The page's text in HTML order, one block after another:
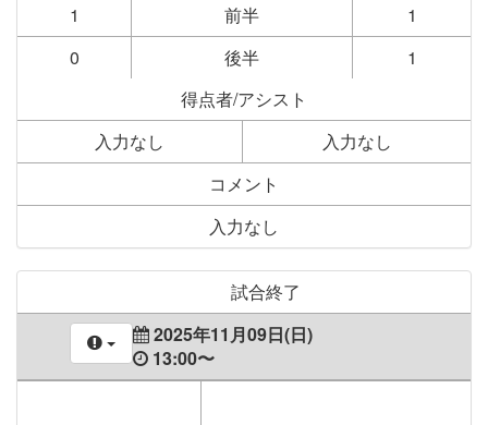
1 前半
1
0
後半
1
得点者/アシスト
入力なし
入力なし
コメント
入力なし
試合終了
2025年11月09日(日)
13:00〜